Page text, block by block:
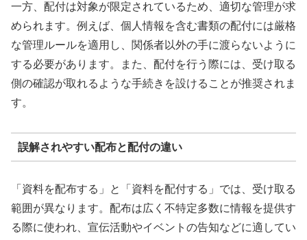
一方、配付は対象が限定されているため、適切な管理が求
められます。例えば、個人情報を含む書類の配付には厳格
な管理ルールを適用し、関係者以外の手に渡らないように
する必要があります。また、配付を行う際には、受け取る
側の確認が取れるような手続きを設けることが推奨されま
す。
誤解されやすい配布と配付の違い
「資料を配布する」と「資料を配付する」では、受け取る
範囲が異なります。配布は広く不特定多数に情報を提供す
る際に使われ、宣伝活動やイベントの告知などに適してい